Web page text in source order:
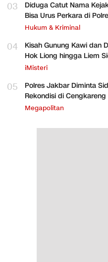
03
Diduga Catut Nama
Bisa Urus Perkara di
Hukum & Kriminal
04
Kisah Gunung Kawi dan
Hok Liong hingga Liem
iMisteri
05
Polres Jakbar Diminta
Rekondisi di Cengkareng
Megapolitan